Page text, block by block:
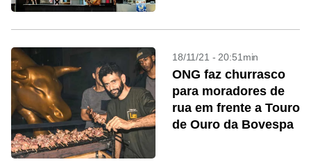
18/11/21 - 20:51min
ONG faz churrasco
para moradores de
rua em frente a Touro
de Ouro da Bovespa